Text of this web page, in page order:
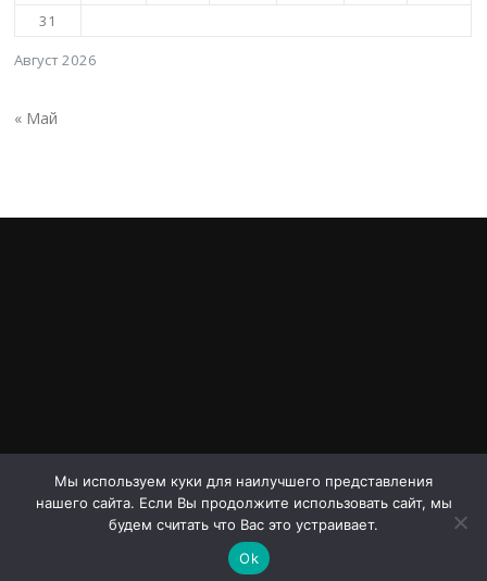
Август 2026
31
« Май
Авторское право © 2026 Проспект Дериглазова. Все права
защищены.
Screenr parallax themeот FameThemes
Мы используем куки для наилучшего представления
нашего сайта. Если Вы продолжите использовать сайт, мы
будем считать что Вас это устраивает.
Ok